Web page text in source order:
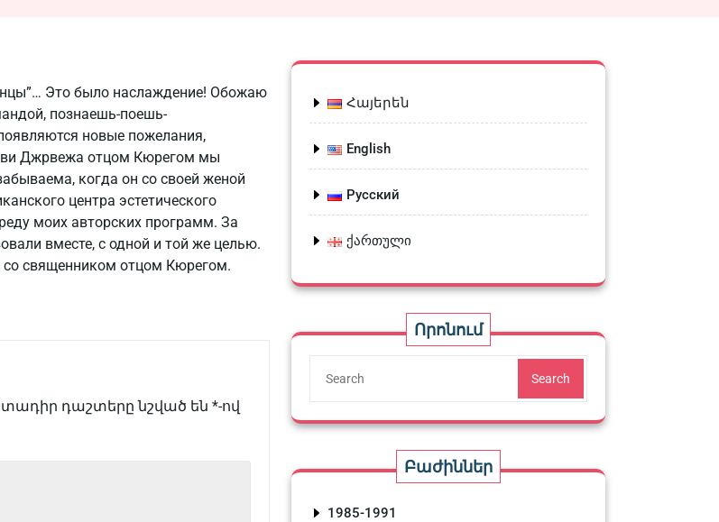
Это было наслаждение! Обожаю
познаешь-поешь-
новые пожелания,
Джрвежа отцом Кюрегом мы
когда он со своей женой
центра эстетического
моих авторских программ. За
вместе, с одной и той же целью.
со священником отцом Кюрегом.
դաշտերը նշված են *-ով
Հայերեն
English
Русский
ქართული
Որոնում
Search
Բաժիններ
1985-1991